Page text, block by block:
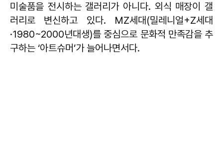
미술품을 전시하는 갤러리가 아니다. 외식 매장이 갤
러리로 변신하고 있다. MZ세대(밀레니얼+Z세대
·1980~2000년대생)를 중심으로 문화적 만족감을 추
구하는 ‘아트슈머’가 늘어나면서다.